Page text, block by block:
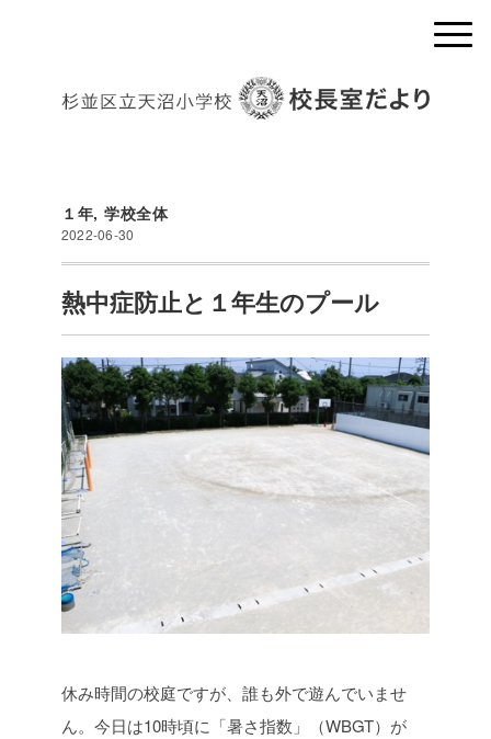
１年, 学校全体
2022-06-30
熱中症防止と１年生のプール
休み時間の校庭ですが、誰も外で遊んでいませ
ん。今日は10時頃に「暑さ指数」（WBGT）が